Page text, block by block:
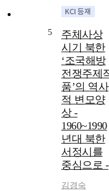
5
주체사상
시기 북한
‘조국해방
전쟁주제
품’의 역사
적 변모양
상 -
1960~1990
년대 북한
서정시를
중심으로 -
김경숙